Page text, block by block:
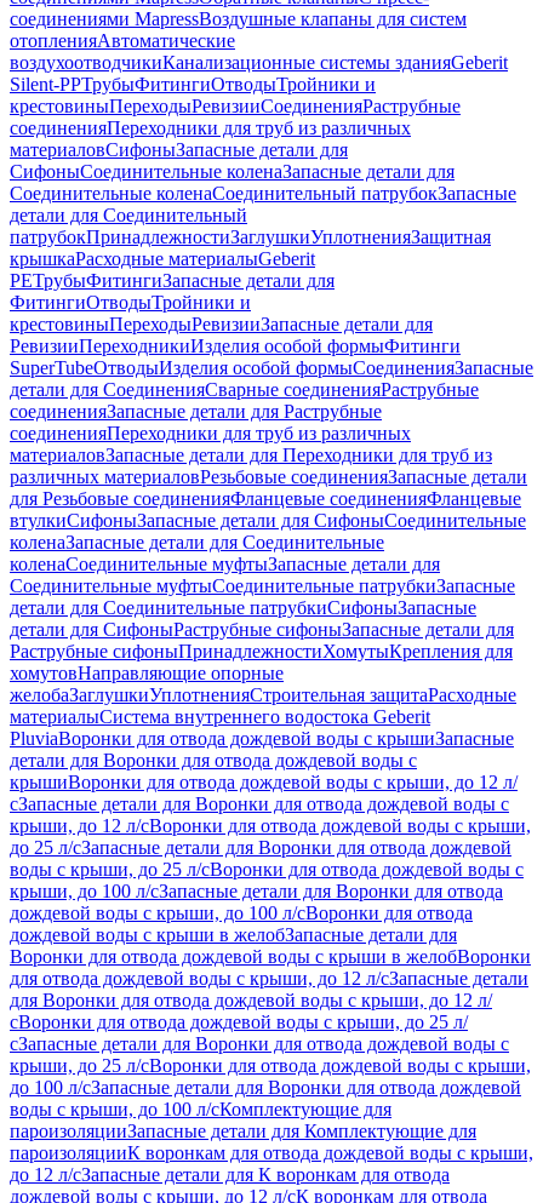
соединениями MapressВоздушные клапаны для систем
отопленияАвтоматические
воздухоотводчикиКанализационные системы зданияGeberit
Silent-PPТрубыФитингиОтводыТройники и
крестовиныПереходыРевизииСоединенияРаструбные
соединенияПереходники для труб из различных
материаловСифоныЗапасные детали для
СифоныСоединительные коленаЗапасные детали для
Соединительные коленаСоединительный патрубокЗапасные
детали для Соединительный
патрубокПринадлежностиЗаглушкиУплотненияЗащитная
крышкаРасходные материалыGeberit
PEТрубыФитингиЗапасные детали для
ФитингиОтводыТройники и
крестовиныПереходыРевизииЗапасные детали для
РевизииПереходникиИзделия особой формыФитинги
SuperTubeОтводыИзделия особой формыСоединенияЗапасные
детали для СоединенияСварные соединенияРаструбные
соединенияЗапасные детали для Раструбные
соединенияПереходники для труб из различных
материаловЗапасные детали для Переходники для труб из
различных материаловРезьбовые соединенияЗапасные детали
для Резьбовые соединенияФланцевые соединенияФланцевые
втулкиСифоныЗапасные детали для СифоныСоединительные
коленаЗапасные детали для Соединительные
коленаСоединительные муфтыЗапасные детали для
Соединительные муфтыСоединительные патрубкиЗапасные
детали для Соединительные патрубкиСифоныЗапасные
детали для СифоныРаструбные сифоныЗапасные детали для
Раструбные сифоныПринадлежностиХомутыКрепления для
хомутовНаправляющие опорные
желобаЗаглушкиУплотненияСтроительная защитаРасходные
материалыСистема внутреннего водостока Geberit
PluviaВоронки для отвода дождевой воды с крышиЗапасные
детали для Воронки для отвода дождевой воды с
крышиВоронки для отвода дождевой воды с крыши, до 12 л/
сЗапасные детали для Воронки для отвода дождевой воды с
крыши, до 12 л/сВоронки для отвода дождевой воды с крыши,
до 25 л/сЗапасные детали для Воронки для отвода дождевой
воды с крыши, до 25 л/сВоронки для отвода дождевой воды с
крыши, до 100 л/сЗапасные детали для Воронки для отвода
дождевой воды с крыши, до 100 л/сВоронки для отвода
дождевой воды с крыши в желобЗапасные детали для
Воронки для отвода дождевой воды с крыши в желобВоронки
для отвода дождевой воды с крыши, до 12 л/сЗапасные детали
для Воронки для отвода дождевой воды с крыши, до 12 л/
сВоронки для отвода дождевой воды с крыши, до 25 л/
сЗапасные детали для Воронки для отвода дождевой воды с
крыши, до 25 л/сВоронки для отвода дождевой воды с крыши,
до 100 л/сЗапасные детали для Воронки для отвода дождевой
воды с крыши, до 100 л/сКомплектующие для
пароизоляцииЗапасные детали для Комплектующие для
пароизоляцииК воронкам для отвода дождевой воды с крыши,
до 12 л/сЗапасные детали для К воронкам для отвода
дождевой воды с крыши, до 12 л/сК воронкам для отвода